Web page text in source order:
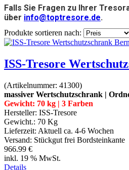
Falls Sie Fragen zu Ihrer
über info@toptresore.de.
Produkte sortieren nach:
ISS-Tresore
(Artikelnummer: 41300)
massiver Wertschutzschrank |
Gewicht: 70 kg | 3 Farben
Hersteller: ISS-Tresore
Gewicht.: 70 Kg
Lieferzeit: Aktuell ca. 4-6 Wochen
Versand: Stückgut frei Bordsteinkante
966.99 €
inkl. 19 % MwSt.
Details